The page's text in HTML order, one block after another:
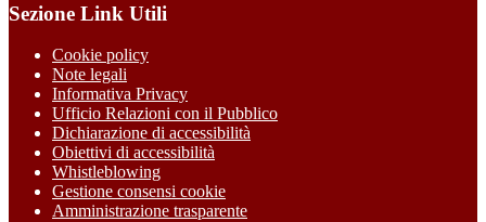
Sezione Link Utili
Cookie policy
Note legali
Informativa Privacy
Ufficio Relazioni con il Pubblico
Dichiarazione di accessibilità
Obiettivi di accessibilità
Whistleblowing
Gestione consensi cookie
Amministrazione trasparente